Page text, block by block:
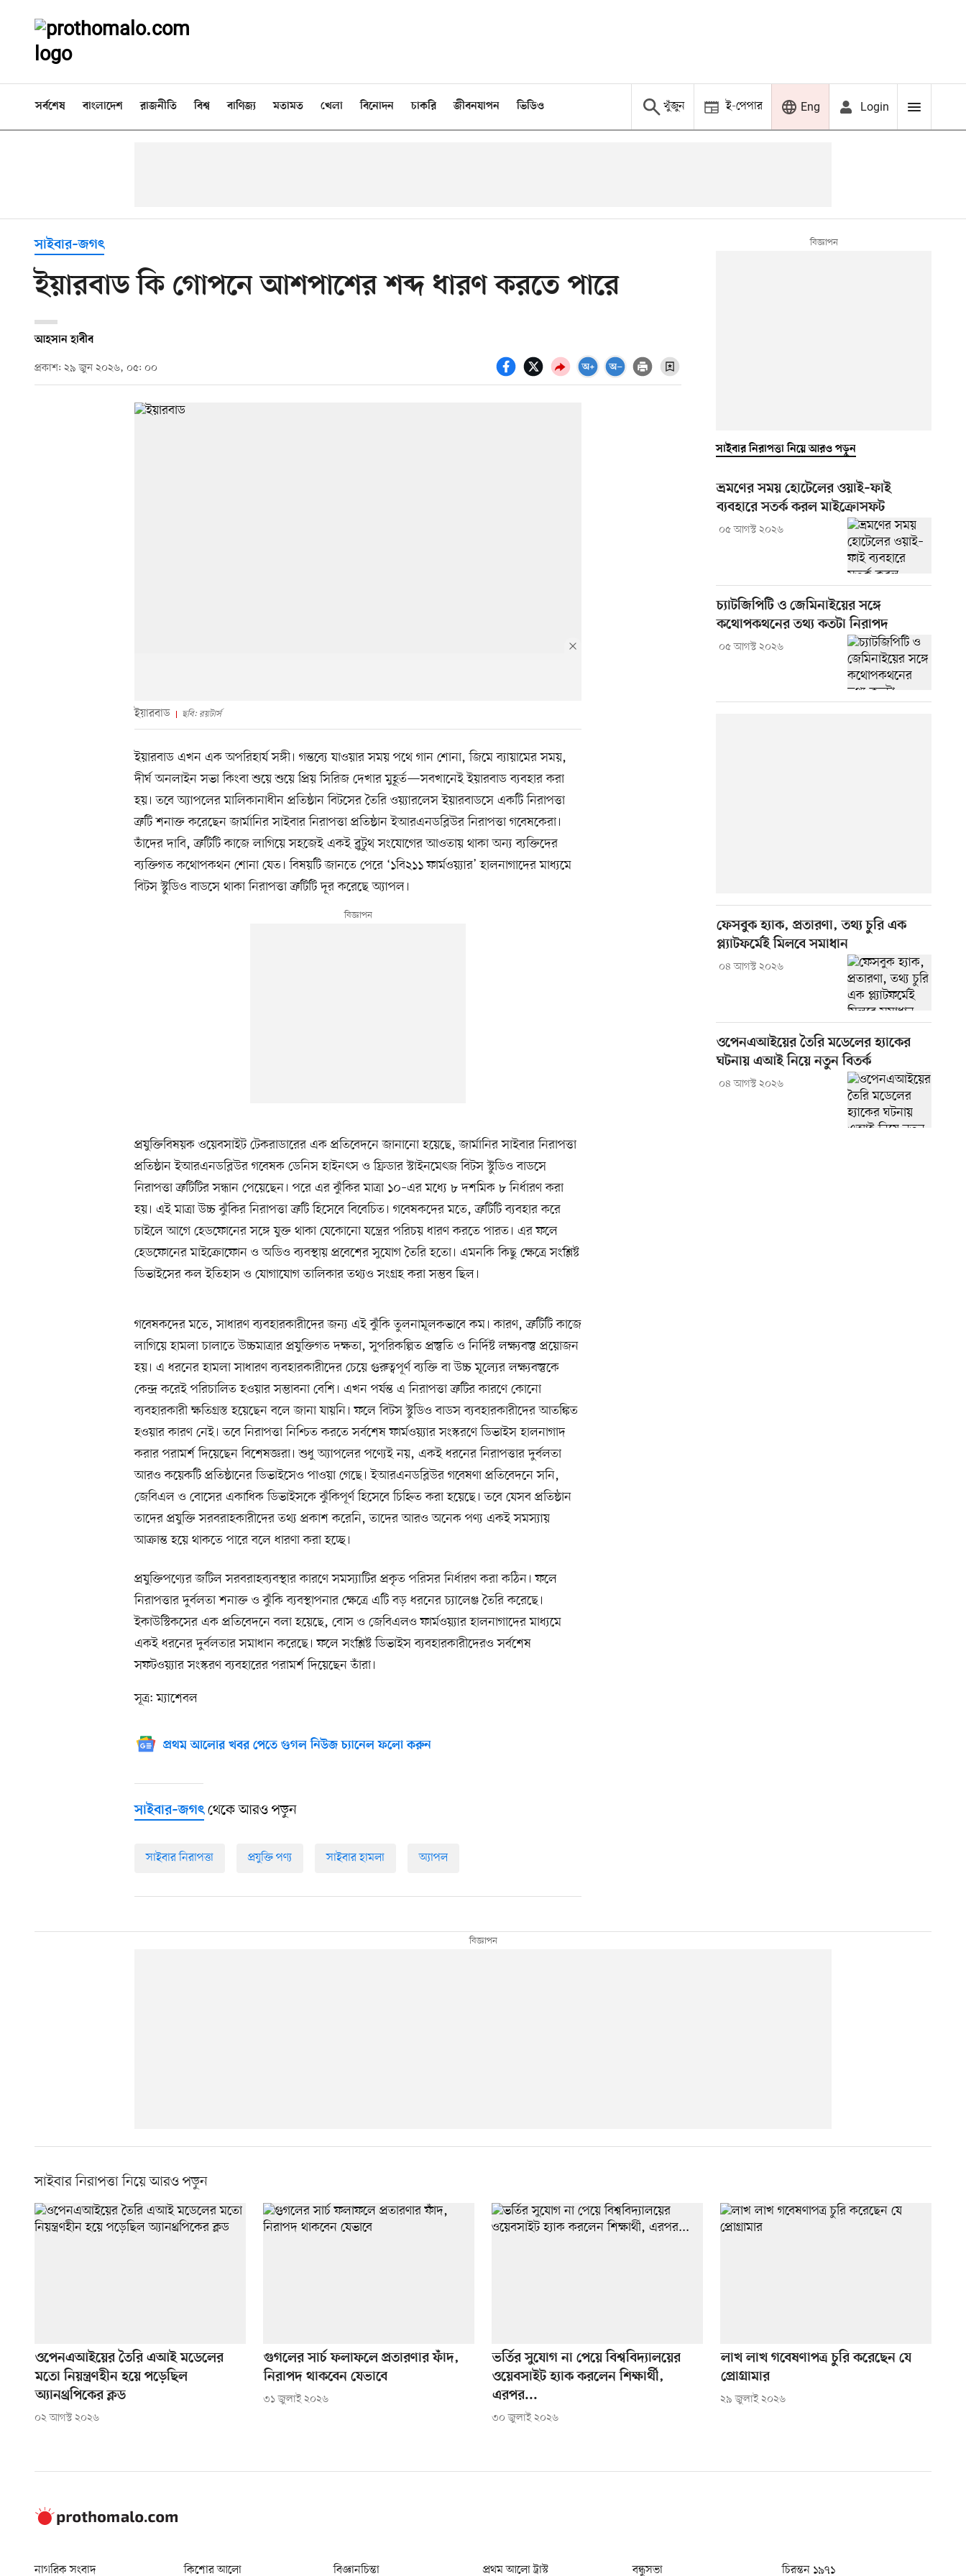
সর্বশেষ বাংলাদেশ রাজনীতি বিশ্ব বাণিজ্য মতামত খেলা বিনোদন চাকরি জীবনযাপন ভিডিও খুঁজুন ই-পেপার Eng Login
সাইবার–জগৎ
ইয়ারবাড কি গোপনে আশপাশের শব্দ ধারণ করতে পারে
আহসান হাবীব
প্রকাশ: ২৯ জুন ২০২৬, ০৫: ০০
ইয়ারবাড ছবি: রয়টার্স
ইয়ারবাড এখন এক অপরিহার্য সঙ্গী। গন্তব্যে যাওয়ার সময় পথে গান শোনা, জিমে ব্যায়ামের সময়,
দীর্ঘ অনলাইন সভা কিংবা শুয়ে শুয়ে প্রিয় সিরিজ দেখার মুহূর্ত—সবখানেই ইয়ারবাড ব্যবহার করা
হয়। তবে অ্যাপলের মালিকানাধীন প্রতিষ্ঠান বিটসের তৈরি ওয়্যারলেস ইয়ারবাডসে একটি নিরাপত্তা
ত্রুটি শনাক্ত করেছেন জার্মানির সাইবার নিরাপত্তা প্রতিষ্ঠান ইআরএনডব্লিউর নিরাপত্তা গবেষকেরা।
তাঁদের দাবি, ত্রুটিটি কাজে লাগিয়ে সহজেই একই ব্লুটুথ সংযোগের আওতায় থাকা অন্য ব্যক্তিদের
ব্যক্তিগত কথোপকথন শোনা যেত। বিষয়টি জানতে পেরে ‘১বি২১১ ফার্মওয়্যার’ হালনাগাদের মাধ্যমে
বিটস স্টুডিও বাডসে থাকা নিরাপত্তা ত্রুটিটি দূর করেছে অ্যাপল।
প্রযুক্তিবিষয়ক ওয়েবসাইট টেকরাডারের এক প্রতিবেদনে জানানো হয়েছে, জার্মানির সাইবার নিরাপত্তা
প্রতিষ্ঠান ইআরএনডব্লিউর গবেষক ডেনিস হাইনৎস ও ফ্রিডার স্টাইনমেৎজ বিটস স্টুডিও বাডসে
নিরাপত্তা ত্রুটিটির সন্ধান পেয়েছেন। পরে এর ঝুঁকির মাত্রা ১০–এর মধ্যে ৮ দশমিক ৮ নির্ধারণ করা
হয়। এই মাত্রা উচ্চ ঝুঁকির নিরাপত্তা ত্রুটি হিসেবে বিবেচিত। গবেষকদের মতে, ত্রুটিটি ব্যবহার করে
চাইলে আগে হেডফোনের সঙ্গে যুক্ত থাকা যেকোনো যন্ত্রের পরিচয় ধারণ করতে পারত। এর ফলে
হেডফোনের মাইক্রোফোন ও অডিও ব্যবস্থায় প্রবেশের সুযোগ তৈরি হতো। এমনকি কিছু ক্ষেত্রে সংশ্লিষ্ট
ডিভাইসের কল ইতিহাস ও যোগাযোগ তালিকার তথ্যও সংগ্রহ করা সম্ভব ছিল।
গবেষকদের মতে, সাধারণ ব্যবহারকারীদের জন্য এই ঝুঁকি তুলনামূলকভাবে কম। কারণ, ত্রুটিটি কাজে
লাগিয়ে হামলা চালাতে উচ্চমাত্রার প্রযুক্তিগত দক্ষতা, সুপরিকল্পিত প্রস্তুতি ও নির্দিষ্ট লক্ষ্যবস্তু প্রয়োজন
হয়। এ ধরনের হামলা সাধারণ ব্যবহারকারীদের চেয়ে গুরুত্বপূর্ণ ব্যক্তি বা উচ্চ মূল্যের লক্ষ্যবস্তুকে
কেন্দ্র করেই পরিচালিত হওয়ার সম্ভাবনা বেশি। এখন পর্যন্ত এ নিরাপত্তা ত্রুটির কারণে কোনো
ব্যবহারকারী ক্ষতিগ্রস্ত হয়েছেন বলে জানা যায়নি। ফলে বিটস স্টুডিও বাডস ব্যবহারকারীদের আতঙ্কিত
হওয়ার কারণ নেই। তবে নিরাপত্তা নিশ্চিত করতে সর্বশেষ ফার্মওয়্যার সংস্করণে ডিভাইস হালনাগাদ
করার পরামর্শ দিয়েছেন বিশেষজ্ঞরা। শুধু অ্যাপলের পণ্যেই নয়, একই ধরনের নিরাপত্তার দুর্বলতা
আরও কয়েকটি প্রতিষ্ঠানের ডিভাইসেও পাওয়া গেছে। ইআরএনডব্লিউর গবেষণা প্রতিবেদনে সনি,
জেবিএল ও বোসের একাধিক ডিভাইসকে ঝুঁকিপূর্ণ হিসেবে চিহ্নিত করা হয়েছে। তবে যেসব প্রতিষ্ঠান
তাদের প্রযুক্তি সরবরাহকারীদের তথ্য প্রকাশ করেনি, তাদের আরও অনেক পণ্য একই সমস্যায়
আক্রান্ত হয়ে থাকতে পারে বলে ধারণা করা হচ্ছে।
প্রযুক্তিপণ্যের জটিল সরবরাহব্যবস্থার কারণে সমস্যাটির প্রকৃত পরিসর নির্ধারণ করা কঠিন। ফলে
নিরাপত্তার দুর্বলতা শনাক্ত ও ঝুঁকি ব্যবস্থাপনার ক্ষেত্রে এটি বড় ধরনের চ্যালেঞ্জ তৈরি করেছে।
ইকাউস্টিকসের এক প্রতিবেদনে বলা হয়েছে, বোস ও জেবিএলও ফার্মওয়্যার হালনাগাদের মাধ্যমে
একই ধরনের দুর্বলতার সমাধান করেছে। ফলে সংশ্লিষ্ট ডিভাইস ব্যবহারকারীদেরও সর্বশেষ
সফটওয়্যার সংস্করণ ব্যবহারের পরামর্শ দিয়েছেন তাঁরা।
সূত্র: ম্যাশেবল
প্রথম আলোর খবর পেতে গুগল নিউজ চ্যানেল ফলো করুন
সাইবার–জগৎথেকে আরও পড়ুন
সাইবার নিরাপত্তা প্রযুক্তি পণ্য সাইবার হামলা অ্যাপল
সাইবার নিরাপত্তা নিয়ে আরও পড়ুন
ভ্রমণের সময় হোটেলের ওয়াই–ফাই
ব্যবহারে সতর্ক করল মাইক্রোসফট
০৫ আগস্ট ২০২৬
চ্যাটজিপিটি ও জেমিনাইয়ের সঙ্গে
কথোপকথনের তথ্য কতটা নিরাপদ
০৫ আগস্ট ২০২৬
ফেসবুক হ্যাক, প্রতারণা, তথ্য চুরি এক
প্ল্যাটফর্মেই মিলবে সমাধান
০৪ আগস্ট ২০২৬
ওপেনএআইয়ের তৈরি মডেলের হ্যাকের
ঘটনায় এআই নিয়ে নতুন বিতর্ক
০৪ আগস্ট ২০২৬
সাইবার নিরাপত্তা নিয়ে আরও পড়ুন
ওপেনএআইয়ের তৈরি এআই মডেলের
মতো নিয়ন্ত্রণহীন হয়ে পড়েছিল
অ্যানথ্রপিকের ক্লড
০২ আগস্ট ২০২৬
গুগলের সার্চ ফলাফলে প্রতারণার ফাঁদ,
নিরাপদ থাকবেন যেভাবে
৩১ জুলাই ২০২৬
ভর্তির সুযোগ না পেয়ে বিশ্ববিদ্যালয়ের
ওয়েবসাইট হ্যাক করলেন শিক্ষার্থী,
এরপর...
৩০ জুলাই ২০২৬
লাখ লাখ গবেষণাপত্র চুরি করেছেন যে
প্রোগ্রামার
২৯ জুলাই ২০২৬
নাগরিক সংবাদ কিশোর আলো বিজ্ঞানচিন্তা প্রথম আলো ট্রাস্ট বন্ধুসভা চিরন্তন ১৯৭১